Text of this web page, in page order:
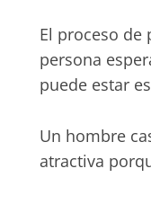
El proceso de
persona
puede estar
Un hombre
atractiva